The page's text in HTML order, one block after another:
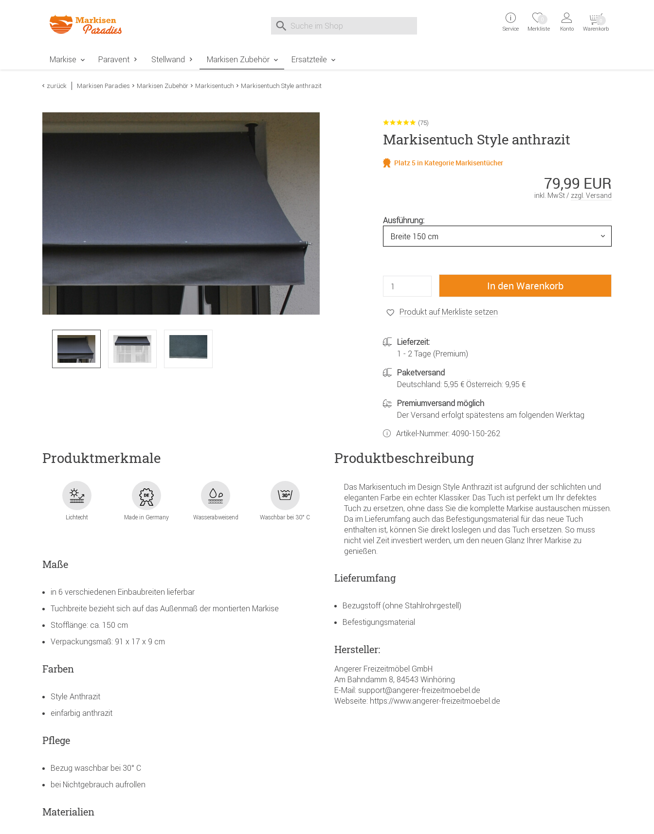
Suche nach
Service Merkliste
0
Konto Warenkorb
0
Markise Paravent Stellwand Markisen Zubehör Ersatzteile
zurück Markisen Paradies Markisen Zubehör Markisentuch Markisentuch Style anthrazit
(75)
Markisentuch Style anthrazit
Platz 5 in Kategorie Markisentücher
79,99 EUR
inkl. MwSt / zzgl. Versand
Ausführung:
Produkt auf Merkliste setzen
Lieferzeit:
1 - 2 Tage (Premium)
Paketversand
Deutschland: 5,95 € Österreich: 9,95 €
Premiumversand möglich
Der Versand erfolgt spätestens am folgenden Werktag
Artikel-Nummer: 4090-150-262
Produktmerkmale
Lichtecht Made in Germany Wasserabweisend Waschbar bei 30° C
Maße
in 6 verschiedenen Einbaubreiten lieferbar
Tuchbreite bezieht sich auf das Außenmaß der montierten Markise
Stofflänge: ca. 150 cm
Verpackungsmaß: 91 x 17 x 9 cm
Farben
Style Anthrazit
einfarbig anthrazit
Pflege
Bezug waschbar bei 30° C
bei Nichtgebrauch aufrollen
Materialien
Produktbeschreibung
Das Markisentuch im Design Style Anthrazit ist aufgrund der schlichten und
eleganten Farbe ein echter Klassiker. Das Tuch ist perfekt um Ihr defektes
Tuch zu ersetzen, ohne dass Sie die komplette Markise austauschen müssen.
Da im Lieferumfang auch das Befestigungsmaterial für das neue Tuch
enthalten ist, können Sie direkt loslegen und das Tuch ersetzen. So muss
nicht viel Zeit investiert werden, um den neuen Glanz Ihrer Markise zu
genießen.
Lieferumfang
Bezugstoff (ohne Stahlrohrgestell)
Befestigungsmaterial
Hersteller:
Angerer Freizeitmöbel GmbH
Am Bahndamm 8, 84543 Winhöring
E-Mail: support@angerer-freizeitmoebel.de
Webseite: https://www.angerer-freizeitmoebel.de